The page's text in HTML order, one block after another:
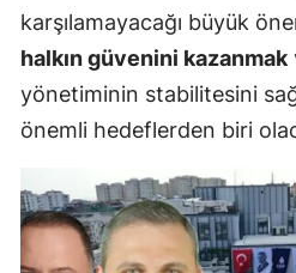
karşılamayacağı büyük
halkın güvenini kazanmak
yönetiminin stabilitesini
önemli hedeflerden biri